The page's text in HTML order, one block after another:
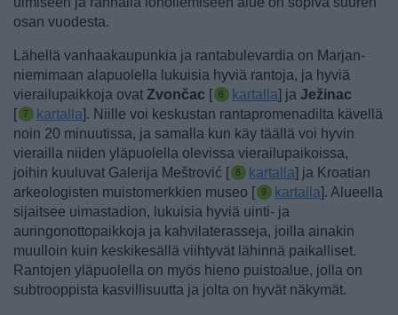
osan vuodesta.
Lähellä vanhaakaupunkia ja rantabulevardia on Marjan-
niemimaan alapuolella lukuisia hyviä rantoja, ja hyviä
vierailupaikkoja ovat Zvončac kartalla ] ja Ježinac
kartalla ]. Niille voi keskustan rantapromenadilta kävellä
noin 20 minuutissa, ja samalla kun käy täällä voi hyvin
vierailla niiden yläpuolella olevissa vierailupaikoissa,
joihin kuuluvat Galerija Meštrović [ kartalla ja Kroatian
arkeologisten muistomerkkien museo [
kartalla ]. Alueella
sijaitsee uimastadion, lukuisia hyviä uinti- ja
auringonottopaikkoja ja kahvilaterasseja, joilla ainakin
muulloin kuin keskikesällä viihtyvät lähinnä paikalliset.
Rantojen yläpuolella on myös hieno puistoalue, jolla on
subtrooppista kasvillisuutta ja jolta on hyvät näkymät.